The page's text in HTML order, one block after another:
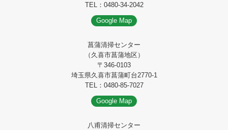
TEL：0480-34-2042
Google Map
菖蒲清掃センター
（久喜市菖蒲地区）
〒346-0103
埼玉県久喜市菖蒲町台2770-1
TEL：0480-85-7027
Google Map
八甫清掃センター